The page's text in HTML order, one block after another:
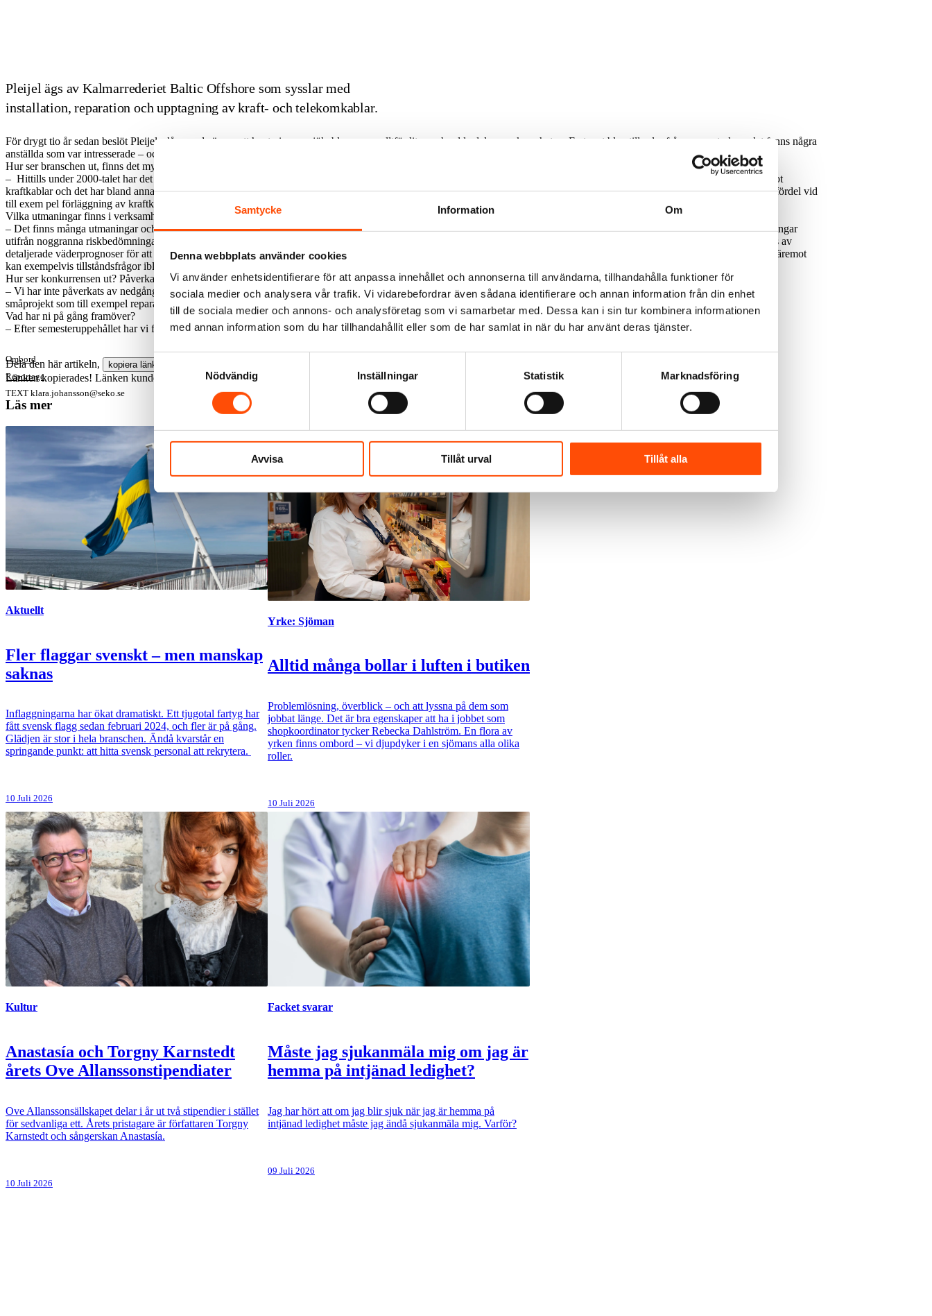
Samtycke Information Om
Denna webbplats använder cookies
Vi använder enhetsidentifierare för att anpassa innehållet och annonserna till användarna, tillhandahålla funktioner för
sociala medier och analysera vår trafik. Vi vidarebefordrar även sådana identifierare och annan information från din enhet
till de sociala medier och annons- och analysföretag som vi samarbetar med. Dessa kan i sin tur kombinera informationen
med annan information som du har tillhandahållit eller som de har samlat in när du har använt deras tjänster.
Samtyckesval
Nödvändig
Inställningar Statistik Marknadsföring
Avvisa Tillåt urval Tillåt alla
Pleijel ägs av Kalmarrederiet Baltic Offshore som sysslar med
installation, reparation och upptagning av kraft- och telekomkablar.
För drygt tio år sedan beslöt Pleijels dåvarande ägare att hantering av sjökablar var en alltför liten och udda del av verksamheten. Fartyget blev till salu, frågan uppstod om det fanns några
anställda som var intresserade – och svaret var ja. Pleijel såldes till tre anställda och Baltic Offshore startades. Vi ställde några frågor till företagets ledning.
Hur ser branschen ut, finns det mycket uppdrag?
– Hittills under 2000-talet har det varit extremt lite förläggningar av telekomkablar. Från att tidigare uteslutande ha utfört arbete på telekomkablar har vi breddat verksamheten mot
kraftkablar och det har bland annat inneburit att vi förlängt Pleijel med 13 meter. – Pleijel är förhållandevis grundgående och kan med fördel operera i grunda vatten, vilket är en fördel vid
till exem pel förläggning av kraftkablar mellan torn i vindkraftparker. Tyvärr är den havsbaserade vindkraften inte så stor i Östersjön.
Vilka utmaningar finns i verksamheten?
– Det finns många utmaningar och risker och därför lägger vi ner mycket tid på att förbereda våra uppdrag. Varje uppdrag är i princip unikt. Vi gör metod- och procedurbeskrivningar
utifrån noggranna riskbedömningar samt kund- och myndighetskrav. – Vissa moment i ett uppdrag kan vara mycket beroende av gynnsamma väderförhållanden. Vi använder oss av
detaljerade väderprognoser för att bedöma om det finns tillräckligt med tid för att göra väderkritiska moment. När det gäller tidsåtgång för olika uppdrag har vi goda kunskaper, däremot
kan exempelvis tillståndsfrågor ibland dra ut på tiden vilket kan resultera i att uppdrag senareläggs.
Hur ser konkurrensen ut? Påverkas ni till exempel av läget inom offshore?
– Vi har inte påverkats av nedgången i den norska offshoreverksamheten, men vi har märkt av den då de stora kabelfartygen dumpar sin prisnivå och nu är med och offererar på
småprojekt som till exempel reparationsprojekt.
Vad har ni på gång framöver?
– Efter semesteruppehållet har vi förläggningar av telekomkablar inplanerade.
Ombord
Reportage
TEXT klara.johansson@seko.se
Dela den här artikeln, kopiera länken
Länken kopierades! Länken kunde inte kopieras.
Läs mer
Aktuellt
Fler flaggar svenskt – men manskap
saknas
Inflaggningarna har ökat dramatiskt. Ett tjugotal fartyg har
fått svensk flagg sedan februari 2024, och fler är på gång.
Glädjen är stor i hela branschen. Ändå kvarstår en
springande punkt: att hitta svensk personal att rekrytera.
10 Juli 2026
Yrke: Sjöman
Alltid många bollar i luften i butiken
Problemlösning, överblick – och att lyssna på dem som
jobbat länge. Det är bra egenskaper att ha i jobbet som
shopkoordinator tycker Rebecka Dahlström. En flora av
yrken finns ombord – vi djupdyker i en sjömans alla olika
roller.
10 Juli 2026
Kultur
Anastasía och Torgny Karnstedt
årets Ove Allanssonstipendiater
Ove Allanssonsällskapet delar i år ut två stipendier i stället
för sedvanliga ett. Årets pristagare är författaren Torgny
Karnstedt och sångerskan Anastasía.
10 Juli 2026
Facket svarar
Måste jag sjukanmäla mig om jag är
hemma på intjänad ledighet?
Jag har hört att om jag blir sjuk när jag är hemma på
intjänad ledighet måste jag ändå sjukanmäla mig. Varför?
09 Juli 2026